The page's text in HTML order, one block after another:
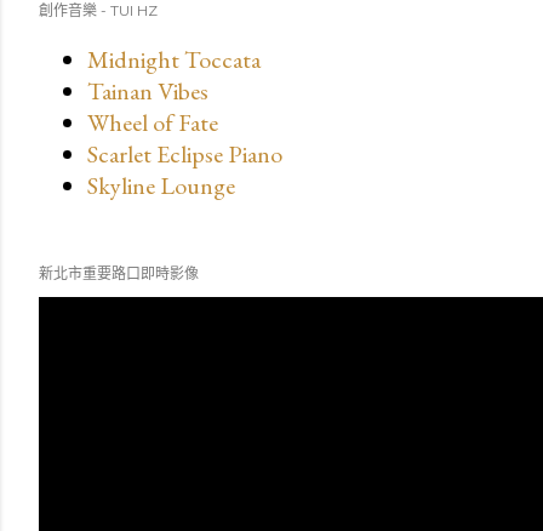
創作音樂 - TUI HZ
Midnight Toccata
Tainan Vibes
Wheel of Fate
Scarlet Eclipse Piano
Skyline Lounge
新北市重要路口即時影像